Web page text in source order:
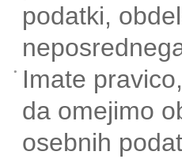
podatki,
Imate
da omejimo
osebnih